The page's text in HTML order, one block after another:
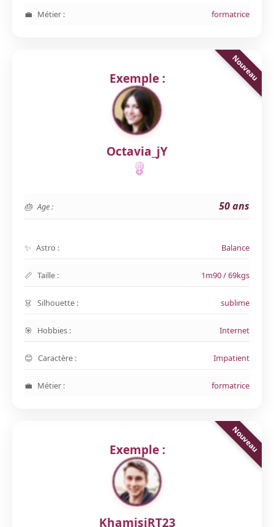
Métier : formatrice
Exemple :
Octavia_jY
Age : 50 ans
Astro : Balance
Taille : 1m90 / 69kgs
Silhouette : sublime
Hobbies : Internet
Caractère : Impatient
Métier : formatrice
Exemple :
KhamisiRT23